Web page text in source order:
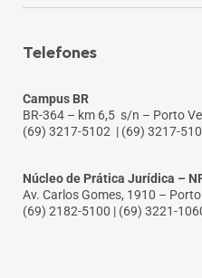
Telefones
Campus BR
BR-364 – km 6,5 s/n – Porto
(69) 3217-5102 | (69) 3217-
Núcleo de Prática Jurídica –
Av. Carlos Gomes, 1910 –
(69) 2182-5100 | (69) 3221-